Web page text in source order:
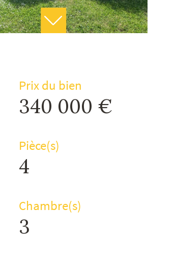
Prix du bien
340 000 €
Pièce(s)
4
Chambre(s)
3